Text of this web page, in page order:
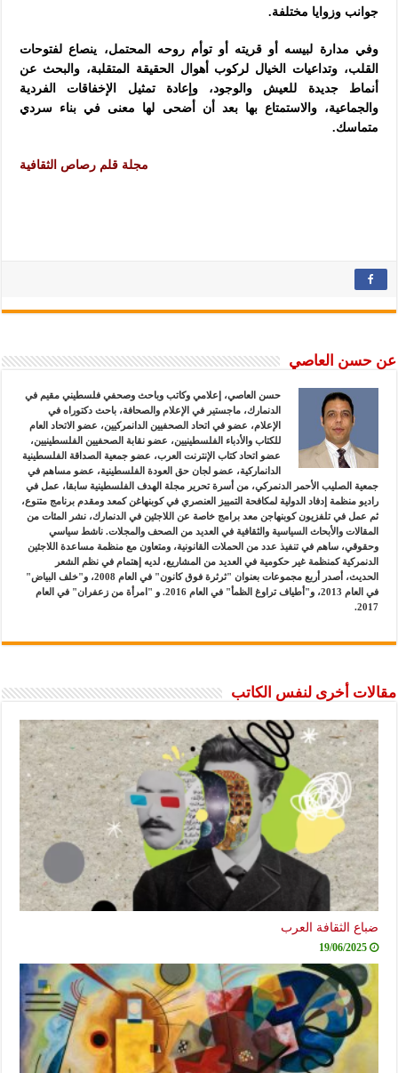
جوانب وزوايا مختلفة.
وفي مدارة لبيسه أو قريته أو توأم روحه المحتمل، ينصاع لفتوحات
القلب، وتداعيات الخيال لركوب أهوال الحقيقة المتقلبة، والبحث عن
أنماط جديدة للعيش والوجود، وإعادة تمثيل الإخفاقات الفردية
والجماعية، والاستمتاع بها بعد أن أضحى لها معنى في بناء سردي
متماسك.
مجلة قلم رصاص الثقافية
عن حسن العاصي
حسن العاصي، إعلامي وكاتب وباحث وصحفي فلسطيني مقيم في
الدنمارك، ماجستير في الإعلام والصحافة، باحث دكتوراه في
الإعلام، عضو في اتحاد الصحفيين الدانمركيين، عضو الاتحاد العام
للكتاب والأدباء الفلسطينيين، عضو نقابة الصحفيين الفلسطينيين،
عضو اتحاد كتاب الإنترنت العرب، عضو جمعية الصداقة الفلسطينية
الدانماركية، عضو لجان حق العودة الفلسطينية، عضو مساهم في
جمعية الصليب الأحمر الدنمركي، من أسرة تحرير مجلة الهدف الفلسطينية سابقا، عمل في
راديو منظمة إدفاد الدولية لمكافحة التمييز العنصري في كوبنهاغن كمعد ومقدم برنامج متنوع،
ثم عمل في تلفزيون كوبنهاجن معد برامج خاصة عن اللاجئين في الدنمارك، نشر المئات من
المقالات والأبحاث السياسية والثقافية في العديد من الصحف والمجلات. ناشط سياسي
وحقوقي، ساهم في تنفيذ عدد من الحملات القانونية، ومتعاون مع منظمة مساعدة اللاجئين
الدنمركية كمنظمة غير حكومية في العديد من المشاريع، لديه إهتمام في نظم الشعر
الحديث، أصدر أربع مجموعات بعنوان "ثرثرة فوق كانون" في العام 2008، و"خلف البياض"
في العام 2013، و"أطياف تراوغ الظمأ" في العام 2016. و "امرأة من زعفران" في العام
2017.
مقالات أخرى لنفس الكاتب
ضباع الثقافة العرب
19/06/2025